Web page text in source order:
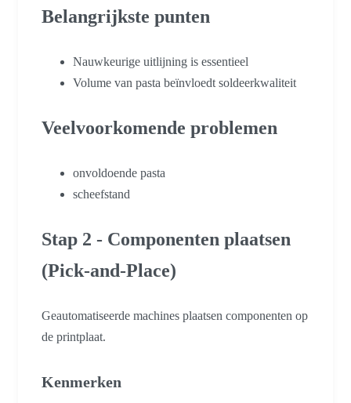
Belangrijkste punten
Nauwkeurige uitlijning is essentieel
Volume van pasta beïnvloedt soldeerkwaliteit
Veelvoorkomende problemen
onvoldoende pasta
scheefstand
Stap 2 - Componenten plaatsen
(Pick-and-Place)
Geautomatiseerde machines plaatsen componenten op
de printplaat.
Kenmerken